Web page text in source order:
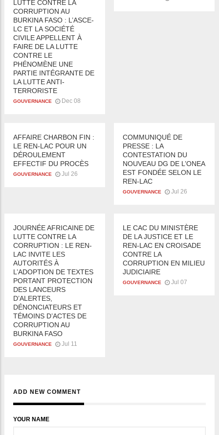
LUTTE CONTRE LA
CORRUPTION AU
BURKINA FASO : L’ASCE-
LC ET LA SOCIÉTÉ
CIVILE APPELLENT À
FAIRE DE LA LUTTE
CONTRE LE
PHÉNOMÈNE UNE
PARTIE INTÉGRANTE DE
LA LUTTE ANTI-
TERRORISTE
GOUVERNANCE Dec 08
AFFAIRE CHARBON FIN :
LE REN-LAC POUR UN
DÉROULEMENT
EFFECTIF DU PROCÈS
GOUVERNANCE Jul 26
COMMUNIQUÉ DE
PRESSE : LA
CONTESTATION DU
NOUVEAU DG DE L’ONEA
EST FONDÉE SELON LE
REN-LAC
GOUVERNANCE Jul 26
JOURNÉE AFRICAINE DE
LUTTE CONTRE LA
CORRUPTION : LE REN-
LAC INVITE LES
AUTORITÉS À
L’ADOPTION DE TEXTES
PORTANT PROTECTION
DES LANCEURS
D’ALERTES,
DÉNONCIATEURS ET
TÉMOINS D’ACTES DE
CORRUPTION AU
BURKINA FASO
GOUVERNANCE Jul 11
LE CAC DU MINISTÈRE
DE LA JUSTICE ET LE
REN-LAC EN CROISADE
CONTRE LA
CORRUPTION EN MILIEU
JUDICIAIRE
GOUVERNANCE Jul 07
ADD NEW COMMENT
YOUR NAME